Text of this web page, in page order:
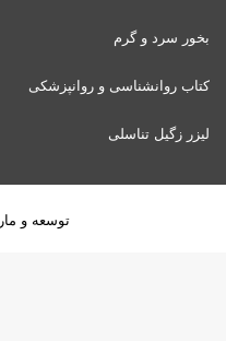
بخور سرد و گرم
کتاب روانشناسی و روانپزشکی
لیزر زگیل تناسلی
توسعه و